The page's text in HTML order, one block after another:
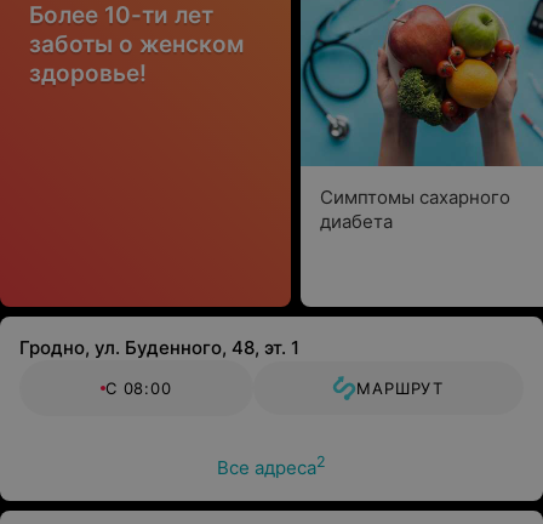
Более 10-ти лет
заботы о женском
здоровье!
Симптомы сахарного
диабета
Гродно, ул. Буденного, 48, эт. 1
С 08:00 МАРШРУТ
Все адреса2